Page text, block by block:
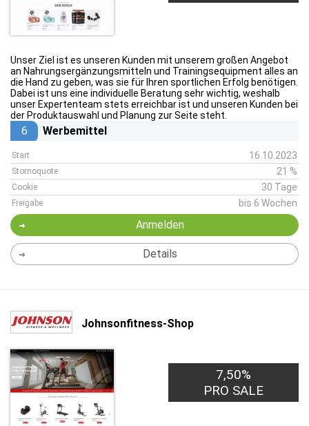
Unser Ziel ist es unseren Kunden mit unserem großen Angebot
an Nahrungsergänzungsmitteln und Trainingsequipment alles an
die Hand zu geben, was sie für Ihren sportlichen Erfolg benötigen.
Dabei ist uns eine individuelle Beratung sehr wichtig, weshalb
unser Expertenteam stets erreichbar ist und unseren Kunden bei
der Produktauswahl und Planung zur Seite steht.
6 Werbemittel
Start 16.10.2023
Stornoquote 21 %
Cookie 30 Tage
Freigabe bis 6 Wochen
Anmelden
Details
Johnsonfitness-Shop
7,50%
PRO SALE